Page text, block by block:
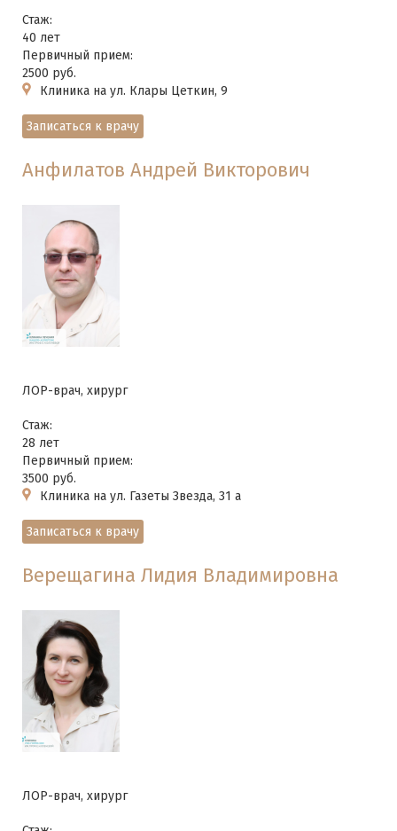
Стаж:
40 лет
Первичный прием:
2500 руб.
Клиника на ул. Клары Цеткин, 9
Записаться к врачу
Анфилатов Андрей Викторович
ЛОР-врач, хирург
Стаж:
28 лет
Первичный прием:
3500 руб.
Клиника на ул. Газеты Звезда, 31 а
Записаться к врачу
Верещагина Лидия Владимировна
ЛОР-врач, хирург